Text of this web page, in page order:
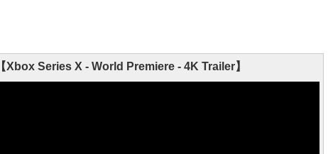
【Xbox Series X - World Premiere - 4K Trailer】